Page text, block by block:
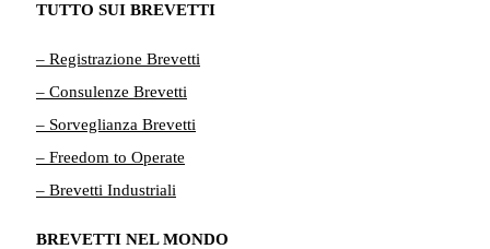
TUTTO SUI BREVETTI
– Registrazione Brevetti
– Consulenze Brevetti
– Sorveglianza Brevetti
– Freedom to Operate
– Brevetti Industriali
BREVETTI NEL MONDO